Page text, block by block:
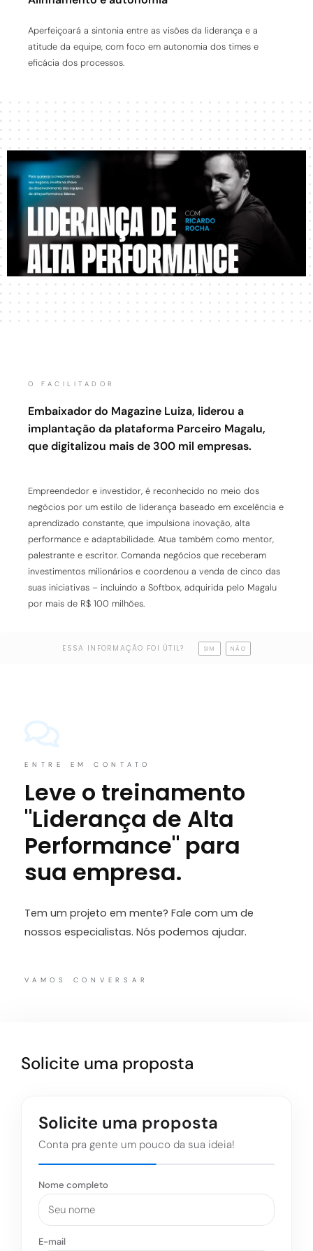
Aperfeiçoará a sintonia entre as visões da liderança e a
atitude da equipe, com foco em autonomia dos times e
eficácia dos processos.
O FACILITADOR
Embaixador do Magazine Luiza, liderou a
implantação da plataforma Parceiro Magalu,
que digitalizou mais de 300 mil empresas.
Empreendedor e investidor, é reconhecido no meio dos
negócios por um estilo de liderança baseado em excelência e
aprendizado constante, que impulsiona inovação, alta
performance e adaptabilidade. Atua também como mentor,
palestrante e escritor. Comanda negócios que receberam
investimentos milionários e coordenou a venda de cinco das
suas iniciativas – incluindo a Softbox, adquirida pelo Magalu
por mais de R$ 100 milhões.
ESSA INFORMAÇÃO FOI ÚTIL? SIM NÃO
ENTRE EM CONTATO
Leve o treinamento
"Liderança de Alta
Performance" para
sua empresa.
Tem um projeto em mente? Fale com um de
nossos especialistas. Nós podemos ajudar.
VAMOS CONVERSAR
Solicite uma proposta
Solicite uma proposta
Conta pra gente um pouco da sua ideia!
Nome completo
E-mail